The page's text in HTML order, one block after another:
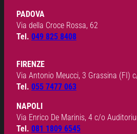
PADOVA
Via della Croce Rossa, 62
Tel. 049 825 8408
FIRENZE
Via Antonio Meucci, 3 Grassina (FI)
Tel. 055 7477 063
NAPOLI
Via Enrico De Marinis, 4 c/o
Tel. 081 1809 6545